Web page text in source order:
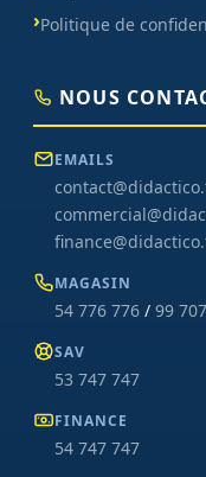
Politique de
NOUS
EMAILS
MAGASIN
54 776 776 / 99
SAV
53 747 747
FINANCE
54 747 747